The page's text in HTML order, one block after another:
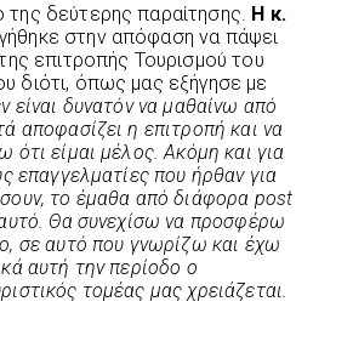
δεύτερης παραίτησης. Η κ.
στην απόφαση να πάψει
επιτροπής Τουρισμού του
διότι, όπως μας εξήγησε με
είναι δυνατόν να μαθαίνω από
αποφασίζει η επιτροπή και να
ότι είμαι μέλος. Ακόμη και για
επαγγελματίες που ήρθαν για
το έμαθα από διάφορα post
. Θα συνεχίσω να προσφέρω
σε αυτό που γνωρίζω και έχω
αυτή την περίοδο ο
τομέας μας χρειάζεται.